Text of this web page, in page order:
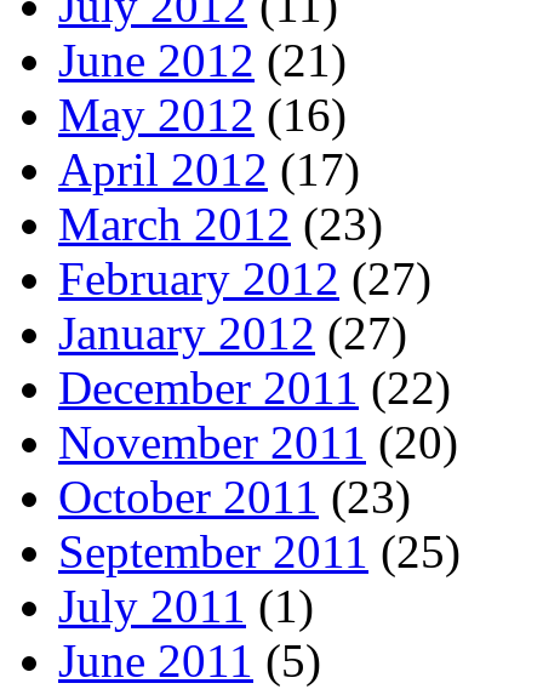
June 2012 (21)
May 2012 (16)
April 2012 (17)
March 2012 (23)
February 2012 (27)
January 2012 (27)
December 2011 (22)
November 2011 (20)
October 2011 (23)
September 2011 (25)
July 2011 (1)
June 2011 (5)